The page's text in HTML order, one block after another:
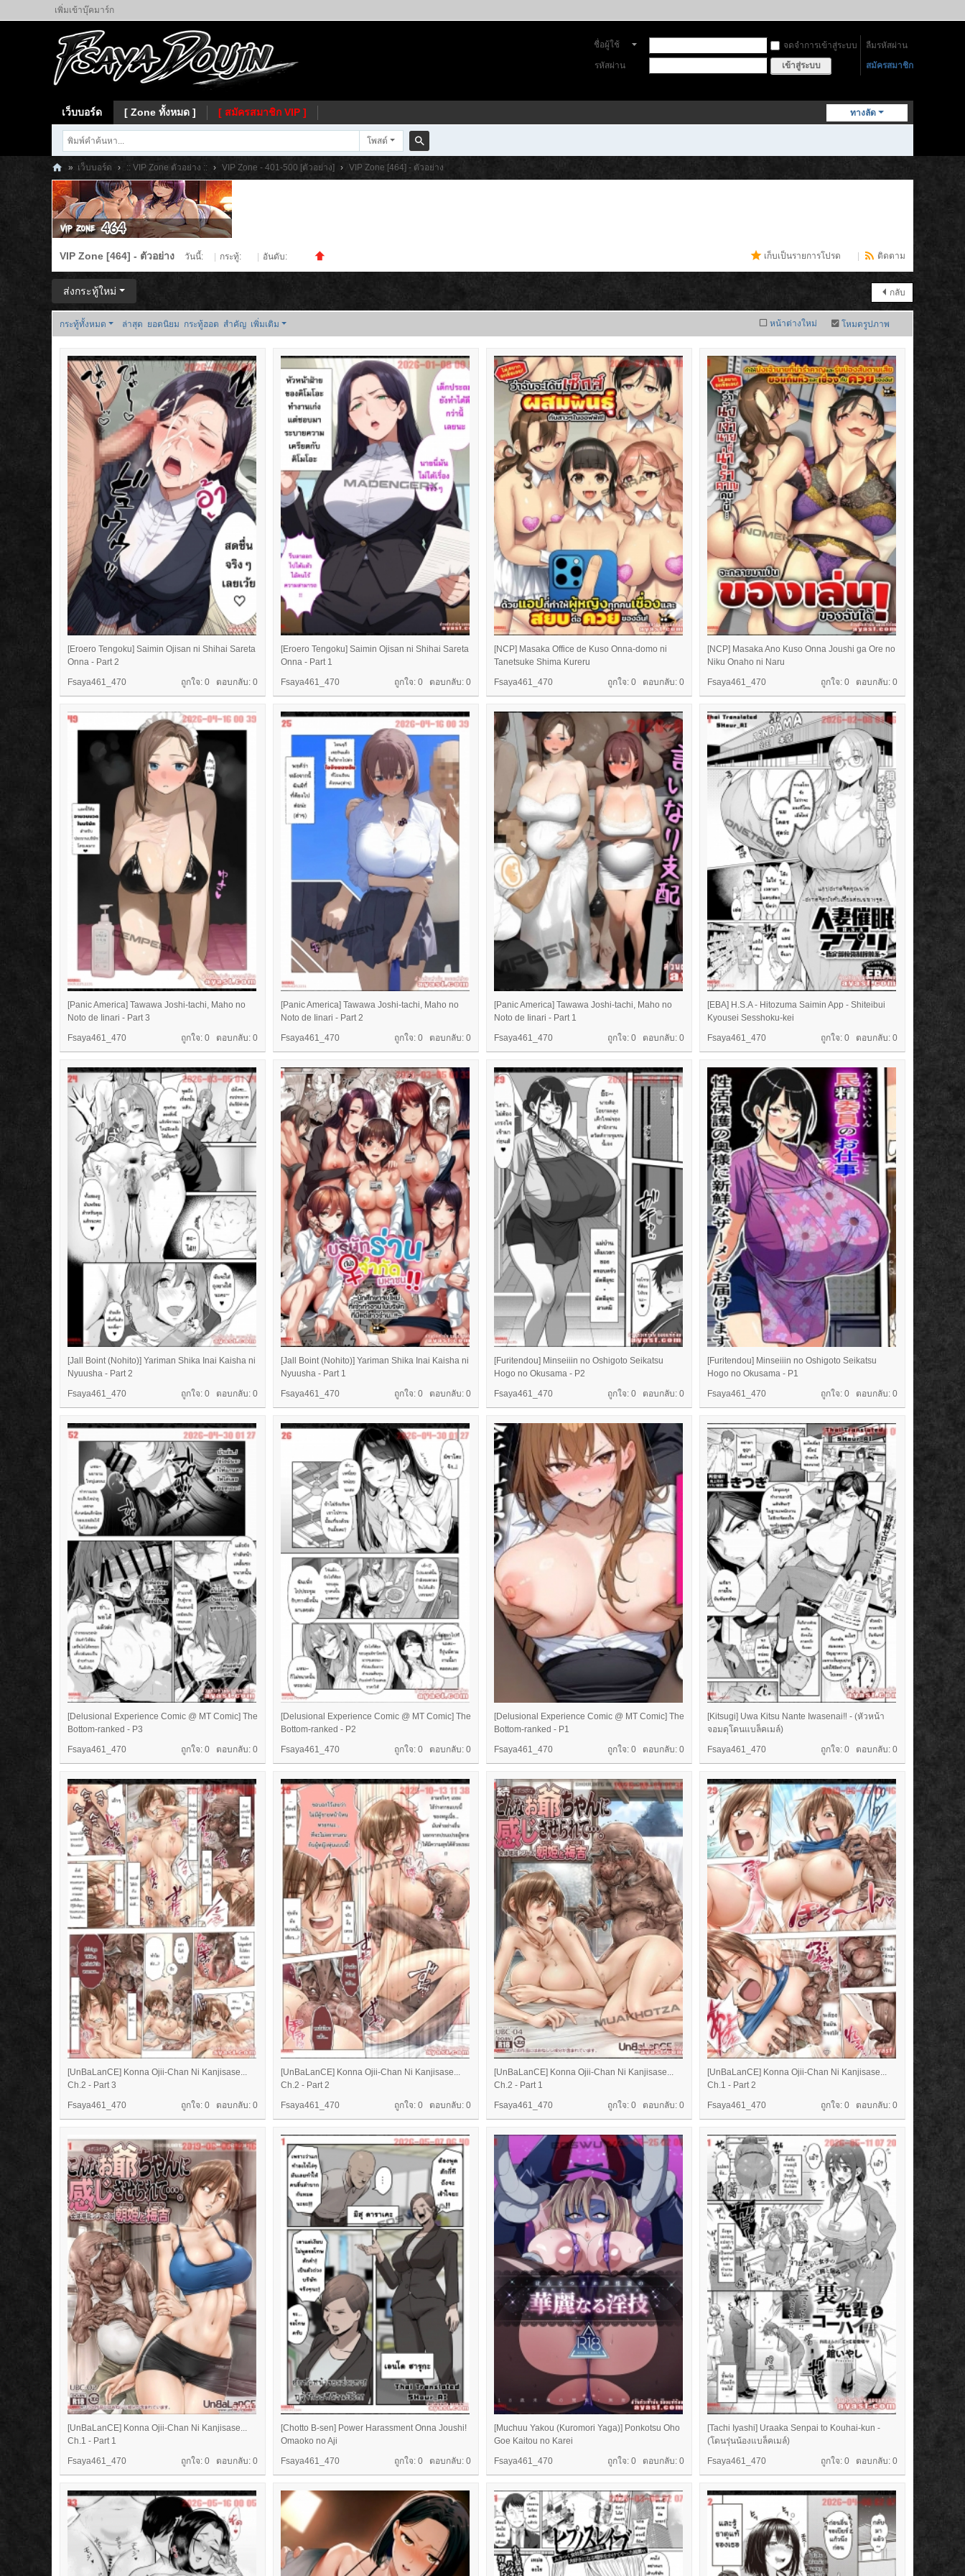
เพิ่มเข้าบุ๊คมาร์ก
ชื่อผู้ใช้ จดจำการเข้าสู่ระบบ
ลืมรหัสผ่าน
รหัสผ่าน
เข้าสู่ระบบ สมัครสมาชิก
ทางลัด
เว็บบอร์ด [ Zone ทั้งหมด ] [ สมัครสมาชิก VIP ]
โพสต์
ค
้น
Fs
ay
a
» เว็บบอร์ด › :: VIP Zone ตัวอย่าง :: › VIP Zone - 401-500 [ตัวอย่าง] › VIP Zone [464] - ตัวอย่าง
เก็บเป็นรายการโปรด ติดตาม
VIP Zone [464] - ตัวอย่าง วันนี้: กระทู้: อันดับ:
กลับ
ส่งกระทู้ใหม่
หน้าต่างใหม่
กระทู้ทั้งหมด ล่าสุด ยอดนิยม กระทู้ฮอต สำคัญ เพิ่มเติม โหมดรูปภาพ
[Eroero Tengoku] Saimin Ojisan ni Shihai Sareta
Onna - Part 2
ถูกใจ: 0 ตอบกลับ: 0
Fsaya461_470
[Eroero Tengoku] Saimin Ojisan ni Shihai Sareta
Onna - Part 1
ถูกใจ: 0 ตอบกลับ: 0
Fsaya461_470
[NCP] Masaka Office de Kuso Onna-domo ni
Tanetsuke Shima Kureru
ถูกใจ: 0 ตอบกลับ: 0
Fsaya461_470
[NCP] Masaka Ano Kuso Onna Joushi ga Ore no
Niku Onaho ni Naru
ถูกใจ: 0 ตอบกลับ: 0
Fsaya461_470
[Panic America] Tawawa Joshi-tachi, Maho no
Noto de Iinari - Part 3
ถูกใจ: 0 ตอบกลับ: 0
Fsaya461_470
[Panic America] Tawawa Joshi-tachi, Maho no
Noto de Iinari - Part 2
ถูกใจ: 0 ตอบกลับ: 0
Fsaya461_470
[Panic America] Tawawa Joshi-tachi, Maho no
Noto de Iinari - Part 1
ถูกใจ: 0 ตอบกลับ: 0
Fsaya461_470
[EBA] H.S.A - Hitozuma Saimin App - Shiteibui
Kyousei Sesshoku-kei
ถูกใจ: 0 ตอบกลับ: 0
Fsaya461_470
[Jall Boint (Nohito)] Yariman Shika Inai Kaisha ni
Nyuusha - Part 2
ถูกใจ: 0 ตอบกลับ: 0
Fsaya461_470
[Jall Boint (Nohito)] Yariman Shika Inai Kaisha ni
Nyuusha - Part 1
ถูกใจ: 0 ตอบกลับ: 0
Fsaya461_470
[Furitendou] Minseiiin no Oshigoto Seikatsu
Hogo no Okusama - P2
ถูกใจ: 0 ตอบกลับ: 0
Fsaya461_470
[Furitendou] Minseiiin no Oshigoto Seikatsu
Hogo no Okusama - P1
ถูกใจ: 0 ตอบกลับ: 0
Fsaya461_470
[Delusional Experience Comic @ MT Comic] The
Bottom-ranked - P3
ถูกใจ: 0 ตอบกลับ: 0
Fsaya461_470
[Delusional Experience Comic @ MT Comic] The
Bottom-ranked - P2
ถูกใจ: 0 ตอบกลับ: 0
Fsaya461_470
[Delusional Experience Comic @ MT Comic] The
Bottom-ranked - P1
ถูกใจ: 0 ตอบกลับ: 0
Fsaya461_470
[Kitsugi] Uwa Kitsu Nante Iwasenai‼ - (หัวหน้า
จอมดุโดนแบล็คเมล์)
ถูกใจ: 0 ตอบกลับ: 0
Fsaya461_470
[UnBaLanCE] Konna Ojii-Chan Ni Kanjisase...
Ch.2 - Part 3
ถูกใจ: 0 ตอบกลับ: 0
Fsaya461_470
[UnBaLanCE] Konna Ojii-Chan Ni Kanjisase...
Ch.2 - Part 2
ถูกใจ: 0 ตอบกลับ: 0
Fsaya461_470
[UnBaLanCE] Konna Ojii-Chan Ni Kanjisase...
Ch.2 - Part 1
ถูกใจ: 0 ตอบกลับ: 0
Fsaya461_470
[UnBaLanCE] Konna Ojii-Chan Ni Kanjisase...
Ch.1 - Part 2
ถูกใจ: 0 ตอบกลับ: 0
Fsaya461_470
[UnBaLanCE] Konna Ojii-Chan Ni Kanjisase...
Ch.1 - Part 1
ถูกใจ: 0 ตอบกลับ: 0
Fsaya461_470
[Chotto B-sen] Power Harassment Onna Joushi!
Omaoko no Aji
ถูกใจ: 0 ตอบกลับ: 0
Fsaya461_470
[Muchuu Yakou (Kuromori Yaga)] Ponkotsu Oho
Goe Kaitou no Karei
ถูกใจ: 0 ตอบกลับ: 0
Fsaya461_470
[Tachi Iyashi] Uraaka Senpai to Kouhai-kun -
(โดนรุ่นน้องแบล็คเมล์)
ถูกใจ: 0 ตอบกลับ: 0
Fsaya461_470